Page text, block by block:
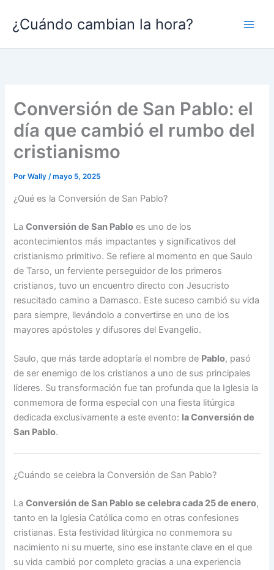
contenido
¿Cuándo cambian la hora?
Conversión de San Pablo: el
día que cambió el rumbo del
cristianismo
PorWally/mayo 5, 2025
¿Qué es la Conversión de San Pablo?
LaConversión de San Pablo es uno de los
acontecimientos más impactantes y significativos del
cristianismo primitivo. Se refiere al momento en que Saulo
de Tarso, un ferviente perseguidor de los primeros
cristianos, tuvo un encuentro directo con Jesucristo
resucitado camino a Damasco. Este suceso cambió su vida
para siempre, llevándolo a convertirse en uno de los
mayores apóstoles y difusores del Evangelio.
Saulo, que más tarde adoptaría el nombre de Pablo, pasó
de ser enemigo de los cristianos a uno de sus principales
líderes. Su transformación fue tan profunda que la Iglesia la
conmemora de forma especial con una fiesta litúrgica
dedicada exclusivamente a este evento: la Conversión de
San Pablo.
¿Cuándo se celebra la Conversión de San Pablo?
LaConversión de San Pablo se celebra cada 25 de enero,
tanto en la Iglesia Católica como en otras confesiones
cristianas. Esta festividad litúrgica no conmemora su
nacimiento ni su muerte, sino ese instante clave en el que
su vida cambió por completo gracias a una experiencia